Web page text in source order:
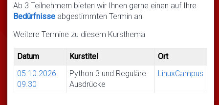
Ab 3 Teilnehmern bieten wir Ihnen gerne einen auf Ihre
Bedürfnisse abgestimmten Termin an
Weitere Termine zu diesem Kursthema
Datum Kurstitel
Ort
05.10.2026
09.30
Python 3 und Reguläre
Ausdrücke
LinuxCampus